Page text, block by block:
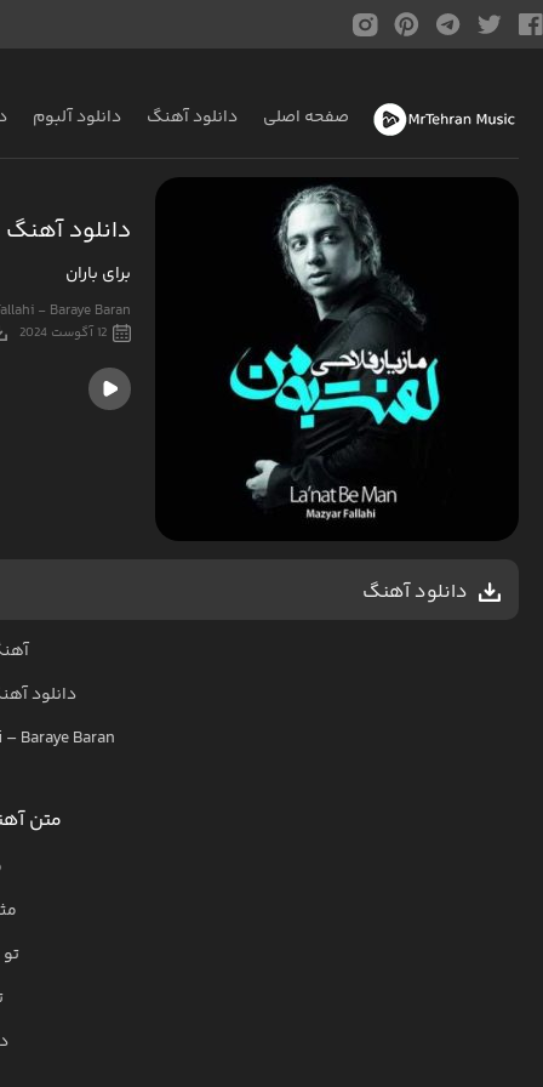
صفحه اصلی دانلود آهنگ دانلود آلبوم
دانلود آهنگ
برای باران
- Baraye Baran
12 آگوست 2024
دانلود آهنگ
دانلود
– Baraye Baran
متن